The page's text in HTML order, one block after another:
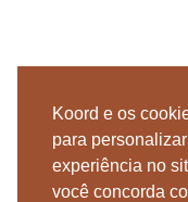
Koord e os
para
experiência no
você concorda